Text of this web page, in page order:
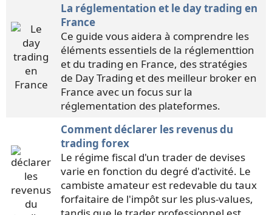
La réglementation et le day trading en
France
Ce guide vous aidera à comprendre les
éléments essentiels de la réglementtion
et du trading en France, des stratégies
de Day Trading et des meilleur broker en
France avec un focus sur la
réglementation des plateformes.
Comment déclarer les revenus du
trading forex
Le régime fiscal d'un trader de devises
varie en fonction du degré d'activité. Le
cambiste amateur est redevable du taux
forfaitaire de l'impôt sur les plus-values,